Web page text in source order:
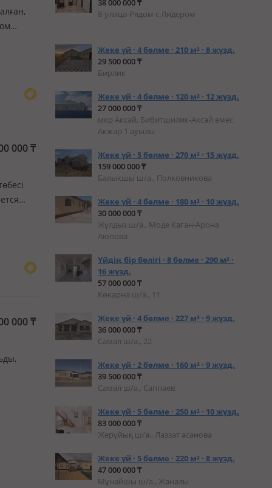
000₸
000₸
38 000 000 ₸
8-улица-Рядом с Лидером
Жеке үй · 4 бөлме · 210 м² · 8 жүзд.
29 500 000 ₸
Бирлик
Жеке үй · 4 бөлме · 120 м² · 12 жүзд.
27 000 000 ₸
мкр Аксай, Бибитшилик-Аксай емес
Акжар 1 ауылы
Жеке үй · 5 бөлме · 270 м² · 15 жүзд.
159 000 000 ₸
Балықшы ш/а., Полковникова
Жеке үй · 4 бөлме · 180 м² · 10 жүзд.
30 000 000 ₸
Жұлдыз ш/а., Моде Каган-Арона
Аюпова
Үйдің бір бөлігі · 8 бөлме · 290 м² ·
16 жүзд.
57 000 000 ₸
Көкарна ш/а., 11
Жеке үй · 4 бөлме · 227 м² · 9 жүзд.
36 000 000 ₸
Самал ш/а., 22
Жеке үй · 2 бөлме · 160 м² · 9 жүзд.
39 500 000 ₸
Самал ш/а., Саппаев
Жеке үй · 5 бөлме · 250 м² · 10 жүзд.
83 000 000 ₸
Жерұйық ш/а., Лаззат асанова
Жеке үй · 5 бөлме · 220 м² · 8 жүзд.
47 000 000 ₸
Мұнайшы ш/а., Жаналы